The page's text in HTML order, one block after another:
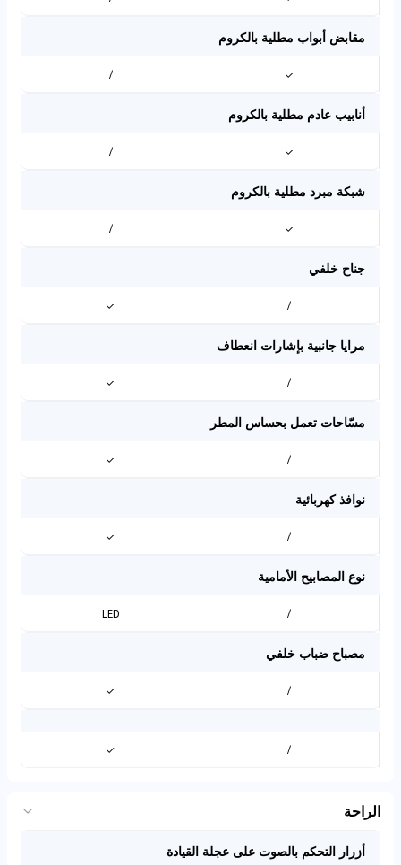
مقابض أبواب مطلية بالكروم
✓
/
أنابيب عادم مطلية بالكروم
✓
/
شبكة مبرد مطلية بالكروم
✓
/
جناح خلفي
/
✓
مرايا جانبية بإشارات انعطاف
/
✓
مسّاحات تعمل بحساس المطر
/
✓
نوافذ كهربائية
/
✓
نوع المصابيح الأمامية
/
LED
مصباح ضباب خلفي
/
✓
/
✓
الراحة
أزرار التحكم بالصوت على عجلة القيادة